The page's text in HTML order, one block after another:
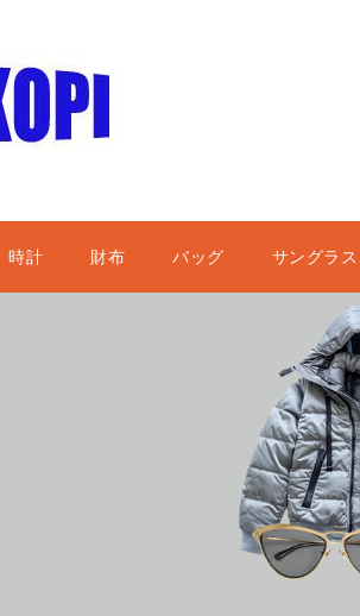
時計 財布 バッグ サングラス